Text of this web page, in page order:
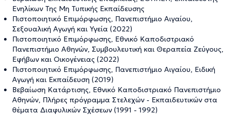
Ενηλίκων Της Μη Τυπικής Εκπαίδευσης
Πιστοποιητικό Επιμόρφωσης, Πανεπιστήμιο Αιγαίου,
Σεξουαλική Αγωγή και Υγεία (2022)
Πιστοποιητικό Επιμόρφωσης, Εθνικό Καποδιστριακό
Πανεπιστήμιο Αθηνών, Συμβουλευτική και Θεραπεία Ζεύγους,
Εφήβων και Οικογένειας (2022)
Πιστοποιητικό Επιμόρφωσης, Πανεπιστήμιο Αιγαίου, Ειδική
Αγωγή και Εκπαίδευση (2019)
Βεβαίωση Κατάρτισης, Εθνικό Καποδιστριακό Πανεπιστήμιο
Αθηνών, Πλήρες πρόγραμμα Στελεχών - Εκπαιδευτικών στα
θέματα Διαφυλικών Σχέσεων (1991 - 1992)